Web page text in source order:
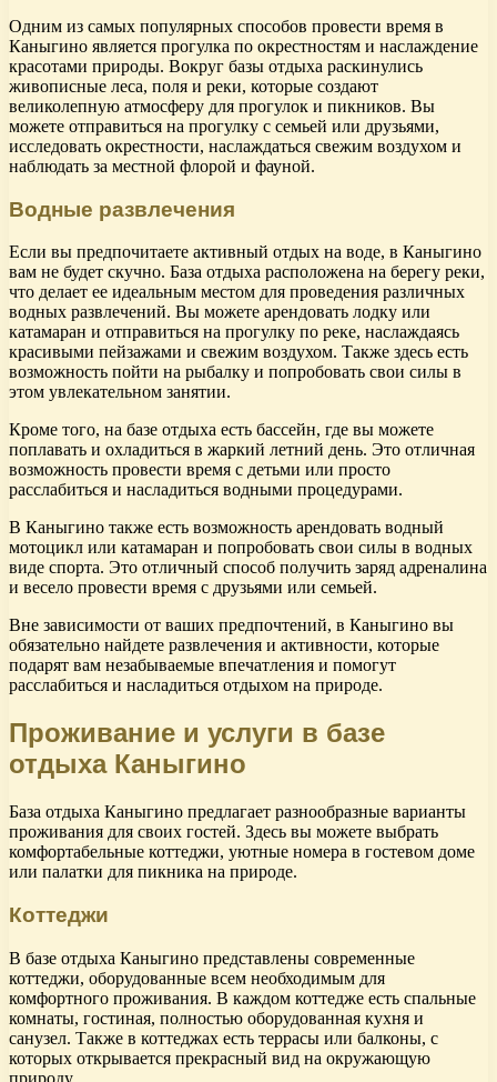
Одним из самых популярных способов провести время в
Каныгино является прогулка по окрестностям и наслаждение
красотами природы. Вокруг базы отдыха раскинулись
живописные леса, поля и реки, которые создают
великолепную атмосферу для прогулок и пикников. Вы
можете отправиться на прогулку с семьей или друзьями,
исследовать окрестности, наслаждаться свежим воздухом и
наблюдать за местной флорой и фауной.
Водные развлечения
Если вы предпочитаете активный отдых на воде, в Каныгино
вам не будет скучно. База отдыха расположена на берегу реки,
что делает ее идеальным местом для проведения различных
водных развлечений. Вы можете арендовать лодку или
катамаран и отправиться на прогулку по реке, наслаждаясь
красивыми пейзажами и свежим воздухом. Также здесь есть
возможность пойти на рыбалку и попробовать свои силы в
этом увлекательном занятии.
Кроме того, на базе отдыха есть бассейн, где вы можете
поплавать и охладиться в жаркий летний день. Это отличная
возможность провести время с детьми или просто
расслабиться и насладиться водными процедурами.
В Каныгино также есть возможность арендовать водный
мотоцикл или катамаран и попробовать свои силы в водных
виде спорта. Это отличный способ получить заряд адреналина
и весело провести время с друзьями или семьей.
Вне зависимости от ваших предпочтений, в Каныгино вы
обязательно найдете развлечения и активности, которые
подарят вам незабываемые впечатления и помогут
расслабиться и насладиться отдыхом на природе.
Проживание и услуги в базе
отдыха Каныгино
База отдыха Каныгино предлагает разнообразные варианты
проживания для своих гостей. Здесь вы можете выбрать
комфортабельные коттеджи, уютные номера в гостевом доме
или палатки для пикника на природе.
Коттеджи
В базе отдыха Каныгино представлены современные
коттеджи, оборудованные всем необходимым для
комфортного проживания. В каждом коттедже есть спальные
комнаты, гостиная, полностью оборудованная кухня и
санузел. Также в коттеджах есть террасы или балконы, с
которых открывается прекрасный вид на окружающую
природу.